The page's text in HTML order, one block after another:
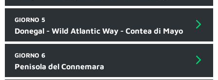
GIORNO 5
Donegal - Wild Atlantic Way - Contea di Mayo
GIORNO 6
Penisola del Connemara